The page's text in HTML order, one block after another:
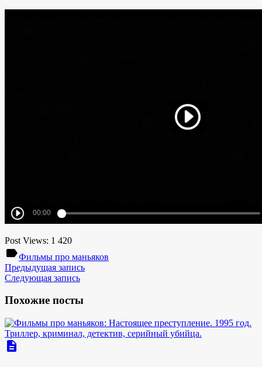
Post Views: 1 420
labelФильмы про маньяков
Предыдущая запись
Следующая запись
Похожие посты
description